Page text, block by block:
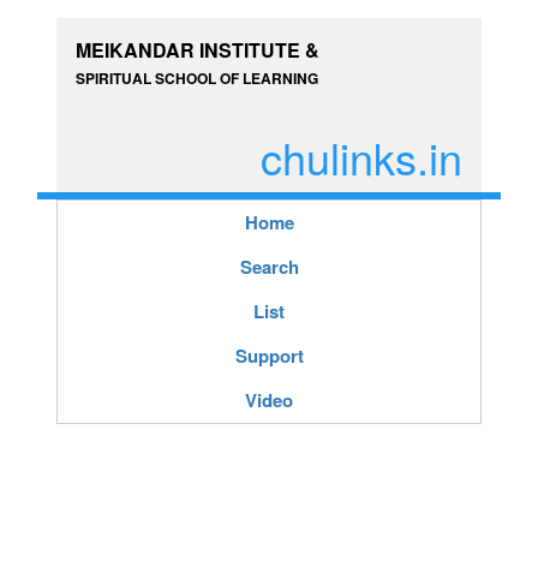
MEIKANDAR INSTITUTE &
SPIRITUAL SCHOOL OF LEARNING
chulinks.in
Home
Search
List
Support
Video